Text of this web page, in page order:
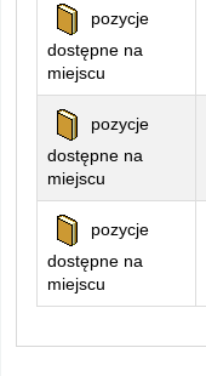
pozycje
dostępne na
miejscu
pozycje
dostępne na
miejscu
pozycje
dostępne na
miejscu